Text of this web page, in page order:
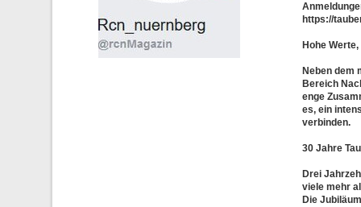
https://
Hohe
Neben dem
Bereich
enge
es, ein
verbinden.
30 Jahre
Drei
viele mehr
Die